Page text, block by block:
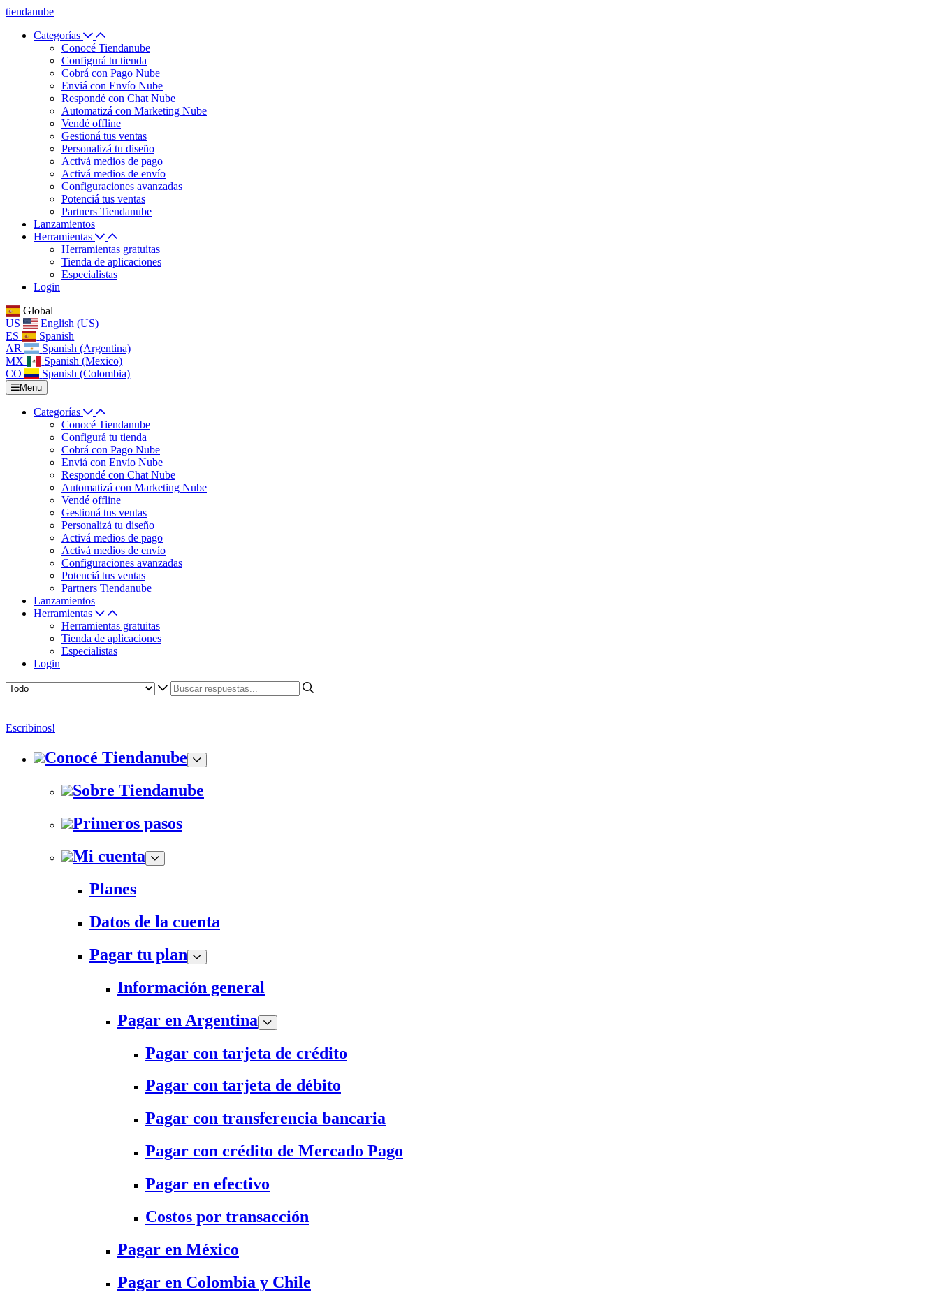
tiendanube
Categorías
Conocé Tiendanube
Configurá tu tienda
Cobrá con Pago Nube
Enviá con Envío Nube
Respondé con Chat Nube
Automatizá con Marketing Nube
Vendé offline
Gestioná tus ventas
Personalizá tu diseño
Activá medios de pago
Activá medios de envío
Configuraciones avanzadas
Potenciá tus ventas
Partners Tiendanube
Lanzamientos
Herramientas
Herramientas gratuitas
Tienda de aplicaciones
Especialistas
Login
Global
US
English (US)
ES
Spanish
AR
Spanish (Argentina)
MX
Spanish (Mexico)
CO
Spanish (Colombia)
Menu
Categorías
Conocé Tiendanube
Configurá tu tienda
Cobrá con Pago Nube
Enviá con Envío Nube
Respondé con Chat Nube
Automatizá con Marketing Nube
Vendé offline
Gestioná tus ventas
Personalizá tu diseño
Activá medios de pago
Activá medios de envío
Configuraciones avanzadas
Potenciá tus ventas
Partners Tiendanube
Lanzamientos
Herramientas
Herramientas gratuitas
Tienda de aplicaciones
Especialistas
Login
Escribinos!
Conocé Tiendanube
Sobre Tiendanube
Primeros pasos
Mi cuenta
Planes
Datos de la cuenta
Pagar tu plan
Información general
Pagar en Argentina
Pagar con tarjeta de crédito
Pagar con tarjeta de débito
Pagar con transferencia bancaria
Pagar con crédito de Mercado Pago
Pagar en efectivo
Costos por transacción
Pagar en México
Pagar en Colombia y Chile